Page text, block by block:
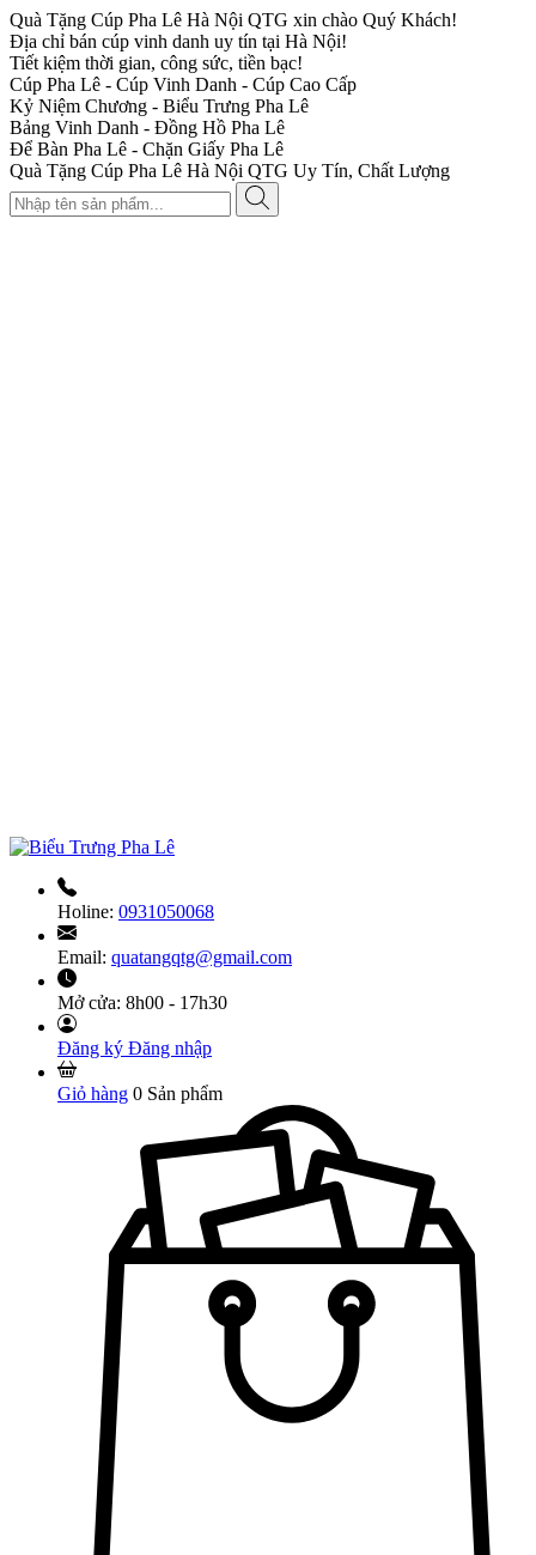
Quà Tặng Cúp Pha Lê Hà Nội QTG xin chào Quý Khách!
Địa chỉ bán cúp vinh danh uy tín tại Hà Nội!
Tiết kiệm thời gian, công sức, tiền bạc!
Cúp Pha Lê - Cúp Vinh Danh - Cúp Cao Cấp
Kỷ Niệm Chương - Biểu Trưng Pha Lê
Bảng Vinh Danh - Đồng Hồ Pha Lê
Để Bàn Pha Lê - Chặn Giấy Pha Lê
Quà Tặng Cúp Pha Lê Hà Nội QTG Uy Tín, Chất Lượng
Holine: 0931050068
Email: quatangqtg@gmail.com
Mở cửa: 8h00 - 17h30
Đăng ký Đăng nhập
Giỏ hàng 0 Sản phẩm